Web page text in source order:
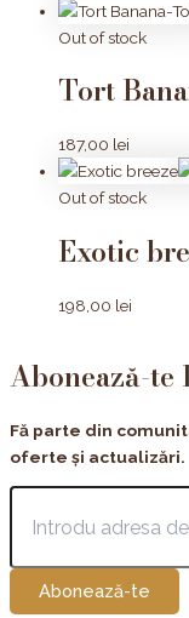
Out of stock
Tort
187,00 lei
Out of stock
Exotic
198,00 lei
Abonează-
Fă parte din
oferte și actualizări.
Abonează-te